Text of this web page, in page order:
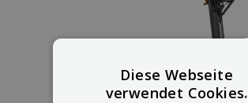
Diese Webseite
verwendet Cookies.